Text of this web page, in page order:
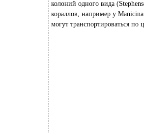
колоний одного вида
кораллов, например у
могут транспортироваться